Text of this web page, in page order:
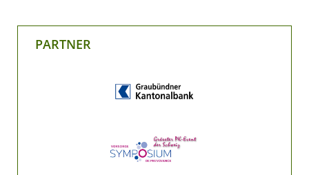
PARTNER